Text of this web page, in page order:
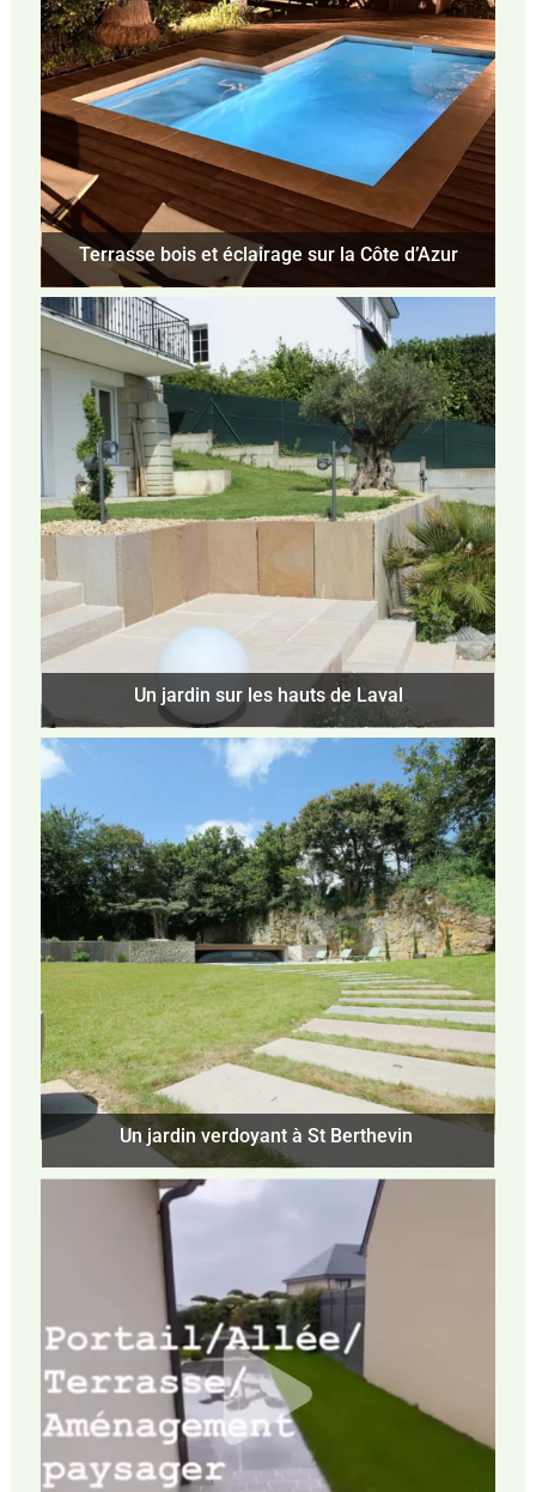
Terrasse bois et éclairage sur la Côte d’Azur
Un jardin sur les hauts de Laval
Un jardin verdoyant à St Berthevin